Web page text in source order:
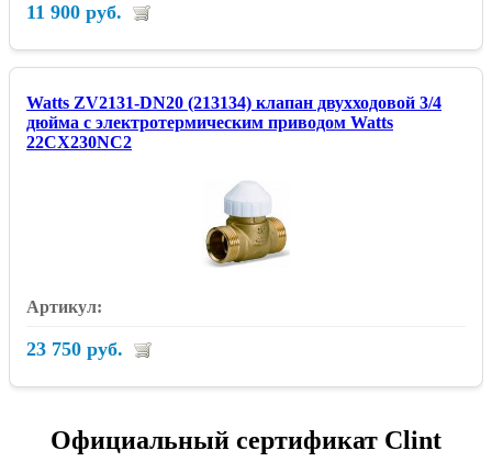
11 900 руб.
Watts ZV2131-DN20 (213134) клапан двухходовой 3/4
дюйма с электротермическим приводом Watts
22CX230NC2
23 750 руб.
Официальный сертификат Clint